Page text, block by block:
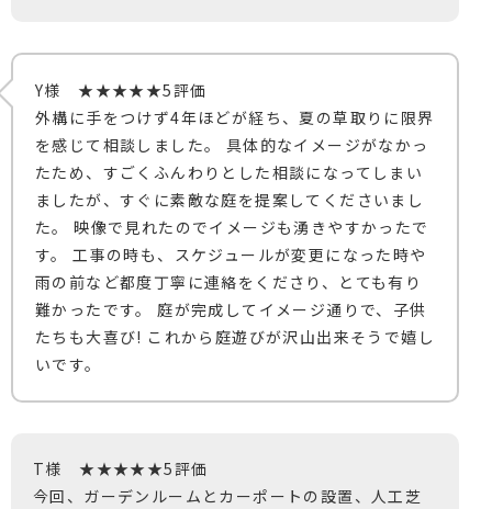
Y様 ★★★★★5評価
外構に手をつけず4年ほどが経ち、夏の草取りに限界
を感じて相談しました。 具体的なイメージがなかっ
たため、すごくふんわりとした相談になってしまい
ましたが、すぐに素敵な庭を提案してくださいまし
た。 映像で見れたのでイメージも湧きやすかったで
す。 工事の時も、スケジュールが変更になった時や
雨の前など都度丁寧に連絡をくださり、とても有り
難かったです。 庭が完成してイメージ通りで、子供
たちも大喜び! これから庭遊びが沢山出来そうで嬉し
いです。
T様 ★★★★★5評価
今回、ガーデンルームとカーポートの設置、人工芝